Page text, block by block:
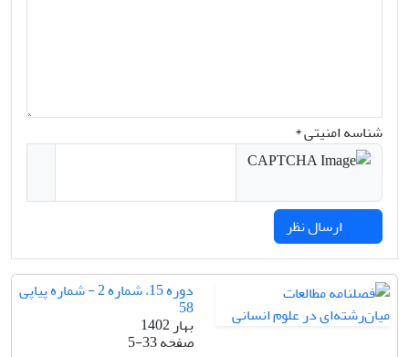
شناسه امنیتی *
دوره 15، شماره 2 - شماره پیاپی
58
بهار 1402
صفحه5-33